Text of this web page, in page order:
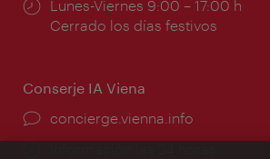
Horarios
de
Lunes-Viernes 9:00 – 17:00 h
Cerrado los días festivos
Conserje IA Viena
concierge.vienna.info